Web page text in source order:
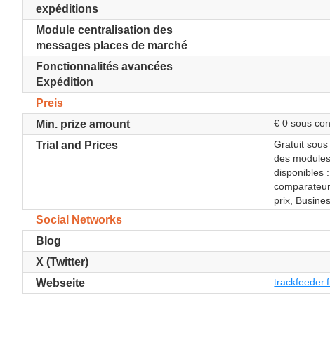
expéditions
Module centralisation des
messages places de marché
Fonctionnalités avancées
Expédition
Preis
Min. prize amount
€ 0 sous
Trial and Prices
Gratuit
des
disponibles
prix,
Social Networks
Blog
X (Twitter)
Webseite